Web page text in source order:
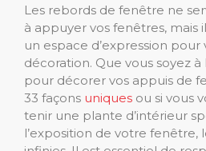
Les rebords de fenêtre ne
à appuyer vos fenêtres, mais
un espace d’expression pour
décoration. Que vous soyez
pour décorer vos appuis de
33 façons uniques ou si vous
tenir une plante d’intérieur
l’exposition de votre fenêtre,